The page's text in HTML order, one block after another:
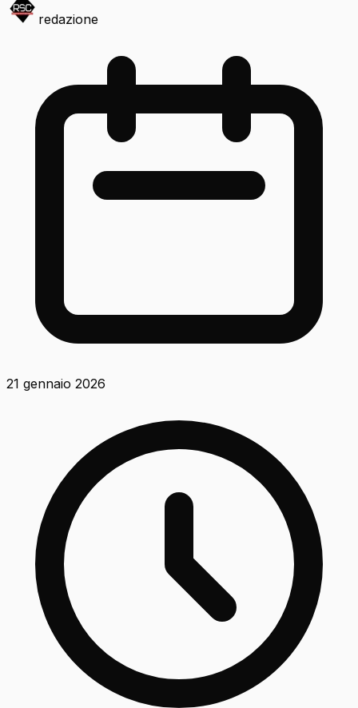
redazione
21 gennaio 2026